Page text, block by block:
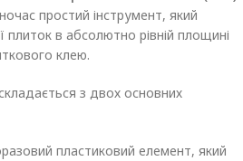
простий інструмент, який
плиток в абсолютно рівній площині
клею.
з двох основних
пластиковий елемент, який